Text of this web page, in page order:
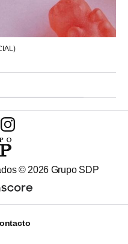
© 2026 Grupo SDP